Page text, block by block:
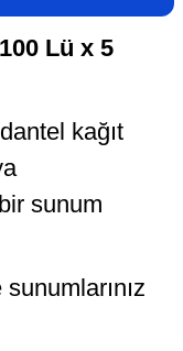
Lü x 5
kağıt
sunum